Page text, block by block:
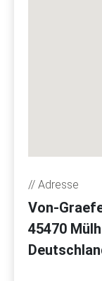
// Adresse
Von-
45470